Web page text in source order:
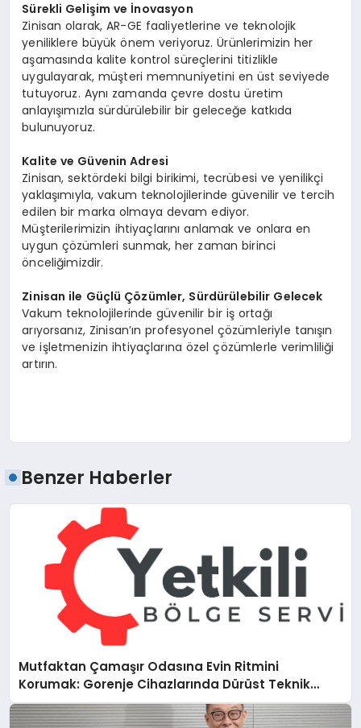
Sürekli Gelişim ve İnovasyon
Zinisan olarak, AR-GE faaliyetlerine ve teknolojik
yeniliklere büyük önem veriyoruz. Ürünlerimizin her
aşamasında kalite kontrol süreçlerini titizlikle
uygulayarak, müşteri memnuniyetini en üst seviyede
tutuyoruz. Aynı zamanda çevre dostu üretim
anlayışımızla sürdürülebilir bir geleceğe katkıda
bulunuyoruz.
Kalite ve Güvenin Adresi
Zinisan, sektördeki bilgi birikimi, tecrübesi ve yenilikçi
yaklaşımıyla, vakum teknolojilerinde güvenilir ve tercih
edilen bir marka olmaya devam ediyor.
Müşterilerimizin ihtiyaçlarını anlamak ve onlara en
uygun çözümleri sunmak, her zaman birinci
önceliğimizdir.
Zinisan ile Güçlü Çözümler, Sürdürülebilir Gelecek
Vakum teknolojilerinde güvenilir bir iş ortağı
arıyorsanız, Zinisan’ın profesyonel çözümleriyle tanışın
ve işletmenizin ihtiyaçlarına özel çözümlerle verimliliği
artırın.
Benzer Haberler
Mutfaktan Çamaşır Odasına Evin Ritmini
Korumak: Gorenje Cihazlarında Dürüst Teknik
Destek Deneyimi